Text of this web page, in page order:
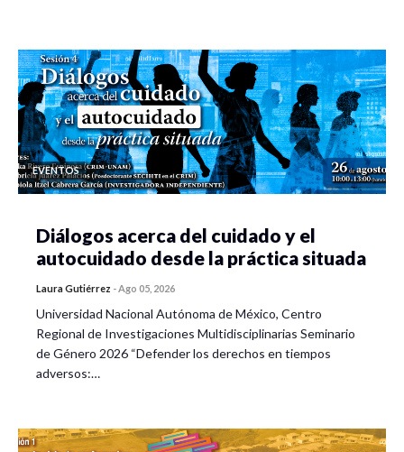
EVENTOS
Diálogos acerca del cuidado y el
autocuidado desde la práctica situada
Laura Gutiérrez - Ago 05, 2026
Universidad Nacional Autónoma de México, Centro
Regional de Investigaciones Multidisciplinarias Seminario
de Género 2026 “Defender los derechos en tiempos
adversos:…